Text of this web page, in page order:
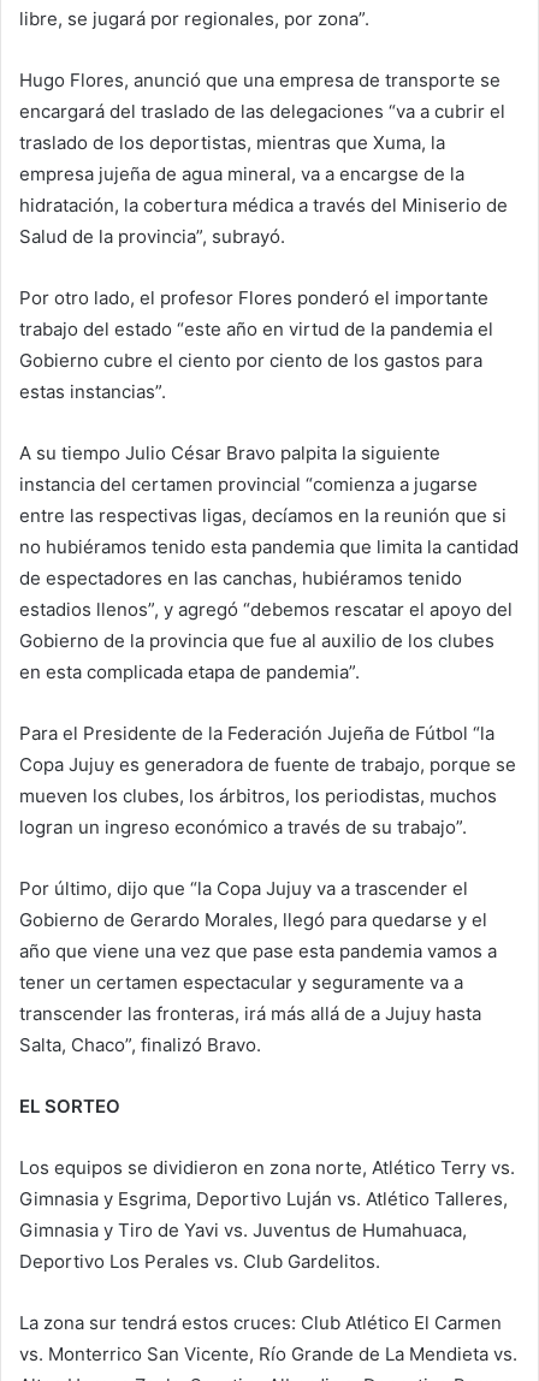
libre, se jugará por regionales, por zona”.
Hugo Flores, anunció que una empresa de transporte se
encargará del traslado de las delegaciones “va a cubrir el
traslado de los deportistas, mientras que Xuma, la
empresa jujeña de agua mineral, va a encargse de la
hidratación, la cobertura médica a través del Miniserio de
Salud de la provincia”, subrayó.
Por otro lado, el profesor Flores ponderó el importante
trabajo del estado “este año en virtud de la pandemia el
Gobierno cubre el ciento por ciento de los gastos para
estas instancias”.
A su tiempo Julio César Bravo palpita la siguiente
instancia del certamen provincial “comienza a jugarse
entre las respectivas ligas, decíamos en la reunión que si
no hubiéramos tenido esta pandemia que limita la cantidad
de espectadores en las canchas, hubiéramos tenido
estadios llenos”, y agregó “debemos rescatar el apoyo del
Gobierno de la provincia que fue al auxilio de los clubes
en esta complicada etapa de pandemia”.
Para el Presidente de la Federación Jujeña de Fútbol “la
Copa Jujuy es generadora de fuente de trabajo, porque se
mueven los clubes, los árbitros, los periodistas, muchos
logran un ingreso económico a través de su trabajo”.
Por último, dijo que “la Copa Jujuy va a trascender el
Gobierno de Gerardo Morales, llegó para quedarse y el
año que viene una vez que pase esta pandemia vamos a
tener un certamen espectacular y seguramente va a
transcender las fronteras, irá más allá de a Jujuy hasta
Salta, Chaco”, finalizó Bravo.
EL SORTEO
Los equipos se dividieron en zona norte, Atlético Terry vs.
Gimnasia y Esgrima, Deportivo Luján vs. Atlético Talleres,
Gimnasia y Tiro de Yavi vs. Juventus de Humahuaca,
Deportivo Los Perales vs. Club Gardelitos.
La zona sur tendrá estos cruces: Club Atlético El Carmen
vs. Monterrico San Vicente, Río Grande de La Mendieta vs.